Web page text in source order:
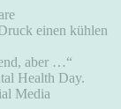
einen kühlen
aber …“
Health Day.
Media